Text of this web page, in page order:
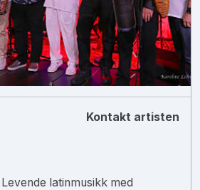
Kontakt artisten
Levende latinmusikk med